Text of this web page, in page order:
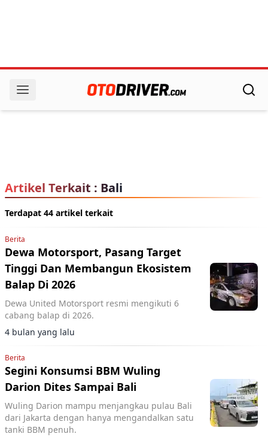
Artikel Terkait : Bali
Terdapat 44 artikel terkait
Berita
Dewa Motorsport, Pasang Target
Tinggi Dan Membangun Ekosistem
Balap Di 2026
Dewa United Motorsport resmi mengikuti 6
cabang balap di 2026.
4 bulan yang lalu
Berita
Segini Konsumsi BBM Wuling
Darion Dites Sampai Bali
Wuling Darion mampu menjangkau pulau Bali
dari Jakarta dengan hanya mengandalkan satu
tanki BBM penuh.